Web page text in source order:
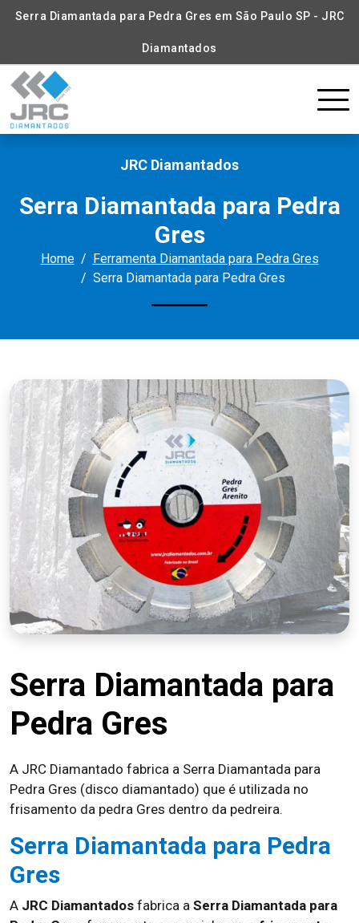
Serra Diamantada para Pedra Gres em São Paulo SP - JRC
Diamantados
JRC Diamantados
Serra Diamantada para Pedra
Gres
Home
Ferramenta Diamantada para Pedra Gres
Serra Diamantada para Pedra Gres
Serra Diamantada para
Pedra Gres
A JRC Diamantado fabrica a Serra Diamantada para
Pedra Gres (disco diamantado) que é utilizada no
frisamento da pedra Gres dentro da pedreira.
Serra Diamantada para Pedra
Gres
A JRC Diamantados fabrica a Serra Diamantada para